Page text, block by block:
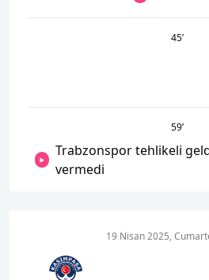
45’
59’
Trabzonspor tehlikeli
vermedi
19 Nisan 2025,